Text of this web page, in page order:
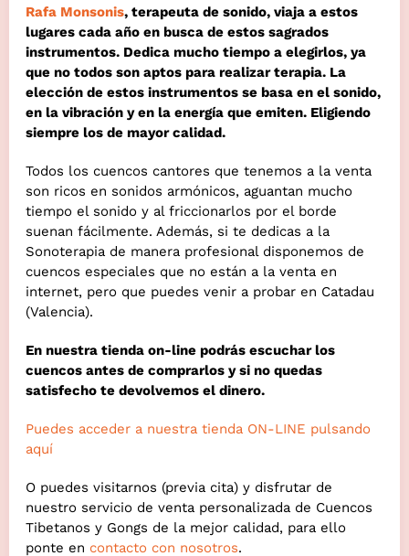
Rafa Monsonis, terapeuta de sonido, viaja a estos
lugares cada año en busca de estos sagrados
instrumentos. Dedica mucho tiempo a elegirlos, ya
que no todos son aptos para realizar terapia. La
elección de estos instrumentos se basa en el sonido,
en la vibración y en la energía que emiten. Eligiendo
siempre los de mayor calidad.
Todos los cuencos cantores que tenemos a la venta
son ricos en sonidos armónicos, aguantan mucho
tiempo el sonido y al friccionarlos por el borde
suenan fácilmente. Además, si te dedicas a la
Sonoterapia de manera profesional disponemos de
cuencos especiales que no están a la venta en
internet, pero que puedes venir a probar en Catadau
(Valencia).
En nuestra tienda on-line podrás escuchar los
cuencos antes de comprarlos y si no quedas
satisfecho te devolvemos el dinero.
Puedes acceder a nuestra tienda ON-LINE pulsando
aquí
O puedes visitarnos (previa cita) y disfrutar de
nuestro servicio de venta personalizada de Cuencos
Tibetanos y Gongs de la mejor calidad, para ello
ponte en contacto con nosotros.